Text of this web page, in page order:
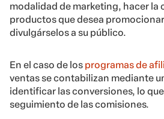
modalidad de marketing, hacer la
productos que desea
divulgárselos a su público.
En el caso de los programas de
ventas se contabilizan mediante
identificar las conversiones, lo
seguimiento de las comisiones.